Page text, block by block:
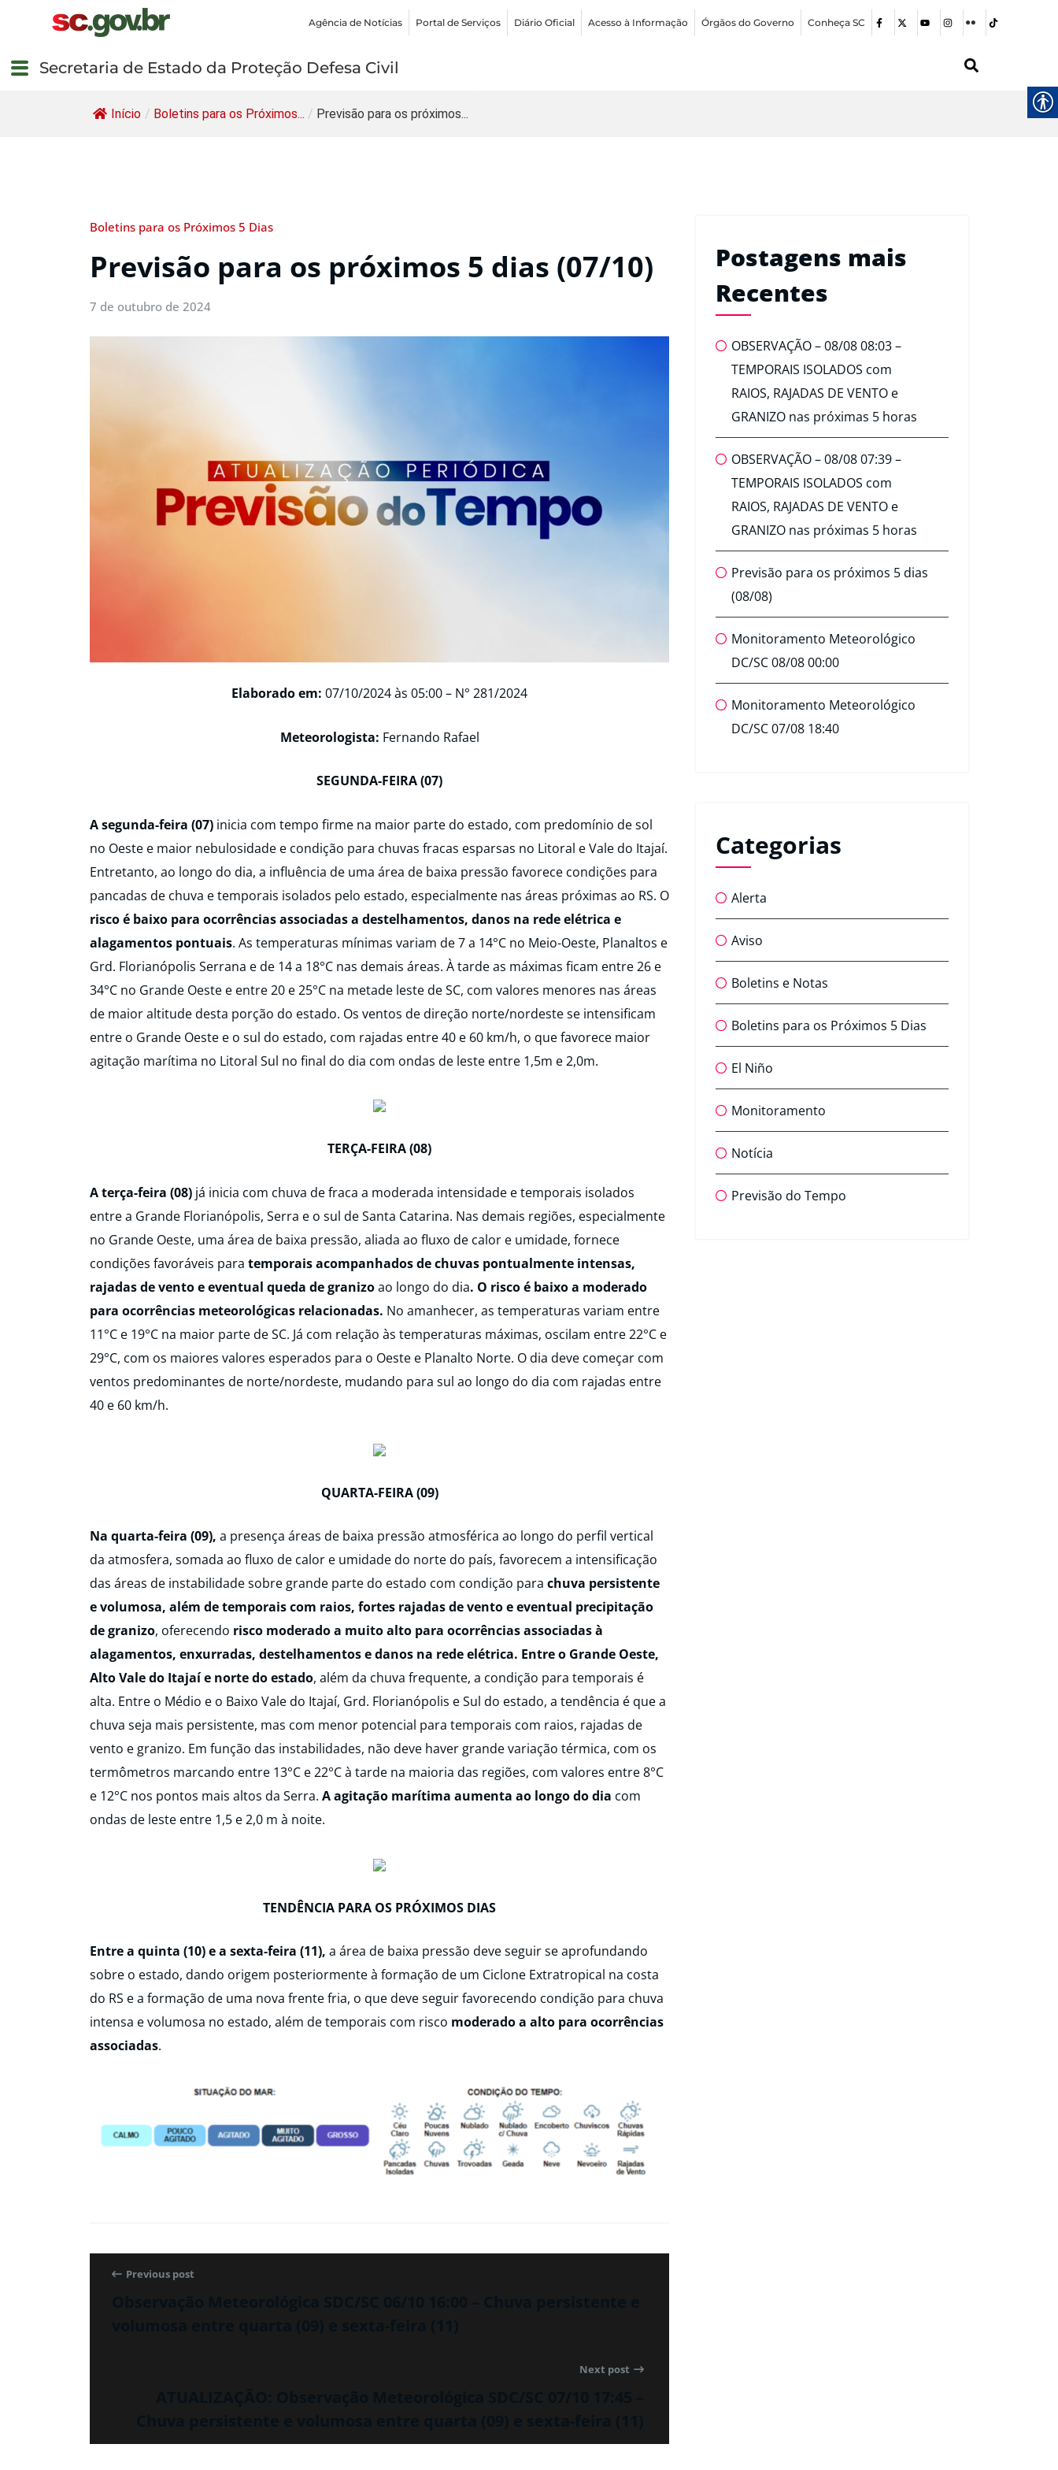
Agência de Notícias Portal de Serviços Diário Oficial Acesso à Informação Órgãos do Governo Conheça SC
Secretaria de Estado da Proteção Defesa Civil
Início / Boletins para os Próximos... / Previsão para os próximos...
Boletins para os Próximos 5 Dias
Previsão para os próximos 5 dias (07/10)
7 de outubro de 2024
Elaborado em: 07/10/2024 às 05:00 – N° 281/2024
Meteorologista: Fernando Rafael
SEGUNDA-FEIRA (07)
A segunda-feira (07) inicia com tempo firme na maior parte do estado, com predomínio de sol
no Oeste e maior nebulosidade e condição para chuvas fracas esparsas no Litoral e Vale do Itajaí.
Entretanto, ao longo do dia, a influência de uma área de baixa pressão favorece condições para
pancadas de chuva e temporais isolados pelo estado, especialmente nas áreas próximas ao RS. O
risco é baixo para ocorrências associadas a destelhamentos, danos na rede elétrica e
alagamentos pontuais. As temperaturas mínimas variam de 7 a 14°C no Meio-Oeste, Planaltos e
Grd. Florianópolis Serrana e de 14 a 18°C nas demais áreas. À tarde as máximas ficam entre 26 e
34°C no Grande Oeste e entre 20 e 25°C na metade leste de SC, com valores menores nas áreas
de maior altitude desta porção do estado. Os ventos de direção norte/nordeste se intensificam
entre o Grande Oeste e o sul do estado, com rajadas entre 40 e 60 km/h, o que favorece maior
agitação marítima no Litoral Sul no final do dia com ondas de leste entre 1,5m e 2,0m.
TERÇA-FEIRA (08)
A terça-feira (08) já inicia com chuva de fraca a moderada intensidade e temporais isolados
entre a Grande Florianópolis, Serra e o sul de Santa Catarina. Nas demais regiões, especialmente
no Grande Oeste, uma área de baixa pressão, aliada ao fluxo de calor e umidade, fornece
condições favoráveis para temporais acompanhados de chuvas pontualmente intensas,
rajadas de vento e eventual queda de granizoao longo do dia. O risco é baixo a moderado
para ocorrências meteorológicas relacionadas. No amanhecer, as temperaturas variam entre
11°C e 19°C na maior parte de SC. Já com relação às temperaturas máximas, oscilam entre 22°C e
29°C, com os maiores valores esperados para o Oeste e Planalto Norte. O dia deve começar com
ventos predominantes de norte/nordeste, mudando para sul ao longo do dia com rajadas entre
40 e 60 km/h.
QUARTA-FEIRA (09)
Na quarta-feira (09), a presença áreas de baixa pressão atmosférica ao longo do perfil vertical
da atmosfera, somada ao fluxo de calor e umidade do norte do país, favorecem a intensificação
das áreas de instabilidade sobre grande parte do estado com condição para chuva persistente
e volumosa, além de temporais com raios, fortes rajadas de vento e eventual precipitação
de granizo, oferecendo risco moderado a muito alto para ocorrências associadas à
alagamentos, enxurradas, destelhamentos e danos na rede elétrica. Entre o Grande Oeste,
Alto Vale do Itajaí e norte do estado, além da chuva frequente, a condição para temporais é
alta. Entre o Médio e o Baixo Vale do Itajaí, Grd. Florianópolis e Sul do estado, a tendência é que a
chuva seja mais persistente, mas com menor potencial para temporais com raios, rajadas de
vento e granizo. Em função das instabilidades, não deve haver grande variação térmica, com os
termômetros marcando entre 13°C e 22°C à tarde na maioria das regiões, com valores entre 8°C
e 12°C nos pontos mais altos da Serra. A agitação marítima aumenta ao longo do dia com
ondas de leste entre 1,5 e 2,0 m à noite.
TENDÊNCIA PARA OS PRÓXIMOS DIAS
Entre a quinta (10) e a sexta-feira (11), a área de baixa pressão deve seguir se aprofundando
sobre o estado, dando origem posteriormente à formação de um Ciclone Extratropical na costa
do RS e a formação de uma nova frente fria, o que deve seguir favorecendo condição para chuva
intensa e volumosa no estado, além de temporais com risco moderado a alto para ocorrências
associadas.
Previous post
Next post
Postagens mais
Recentes
OBSERVAÇÃO – 08/08 08:03 –
TEMPORAIS ISOLADOS com
RAIOS, RAJADAS DE VENTO e
GRANIZO nas próximas 5 horas
OBSERVAÇÃO – 08/08 07:39 –
TEMPORAIS ISOLADOS com
RAIOS, RAJADAS DE VENTO e
GRANIZO nas próximas 5 horas
Previsão para os próximos 5 dias
(08/08)
Monitoramento Meteorológico
DC/SC 08/08 00:00
Monitoramento Meteorológico
DC/SC 07/08 18:40
Categorias
Alerta
Aviso
Boletins e Notas
Boletins para os Próximos 5 Dias
El Niño
Monitoramento
Notícia
Previsão do Tempo